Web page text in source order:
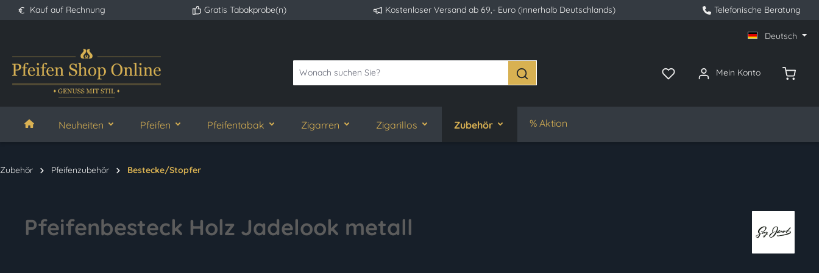
Zur Hauptnavigation springen
Kauf auf Rechnung Gratis Tabakprobe(n) Kostenloser Versand ab 69,- Euro (innerhalb Deutschlands) Telefonische Beratung
Deutsch
Mein Konto
Neuheiten Pfeifen Pfeifentabak Zigarren Zigarillos Zubehör % Aktion
Zubehör Pfeifenzubehör Bestecke/Stopfer
Pfeifenbesteck Holz Jadelook metall